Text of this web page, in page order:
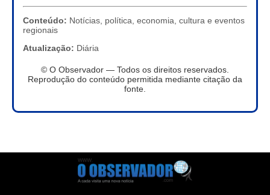
Conteúdo: Notícias, política, economia, cultura e eventos
regionais
Atualização: Diária
© O Observador — Todos os direitos reservados.
Reprodução do conteúdo permitida mediante citação da
fonte.